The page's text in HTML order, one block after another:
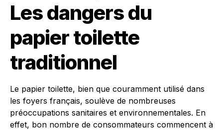
Les dangers du
papier toilette
traditionnel
Le papier toilette, bien que couramment utilisé dans
les foyers français, soulève de nombreuses
préoccupations sanitaires et environnementales. En
effet, bon nombre de consommateurs commencent à